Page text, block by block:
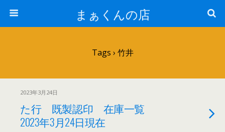
まぁくんの店
Tags › 竹井
2023年3月24日
た行 既製認印 在庫一覧
2023年3月24日現在